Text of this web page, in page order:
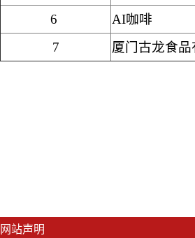
6
AI咖啡
7
厦门古龙食品
网站声明